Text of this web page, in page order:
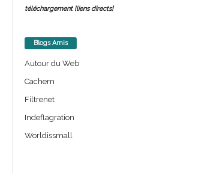
téléchargement [liens directs]
Blogs Amis
Autour du Web
Cachem
Filtrenet
Indeflagration
Worldissmall